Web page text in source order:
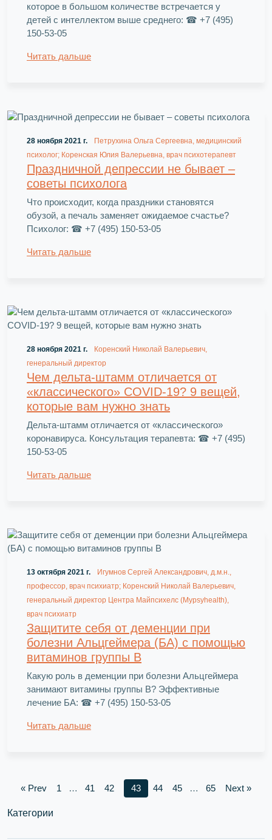
которое в большом количестве встречается у
детей с интеллектом выше среднего: ☎ +7 (495)
150-53-05
Читать дальше
28 ноября 2021 г.
Петрухина Ольга Сергеевна, медицинский
психолог; Коренская Юлия Валерьевна, врач психотерапевт
Праздничной депрессии не бывает –
советы психолога
Что происходит, когда праздники становятся
обузой, а печаль заменяет ожидаемое счастье?
Психолог: ☎ +7 (495) 150-53-05
Читать дальше
28 ноября 2021 г.
Коренский Николай Валерьевич,
генеральный директор
Чем дельта-штамм отличается от
«классического» COVID-19? 9 вещей,
которые вам нужно знать
Дельта-штамм отличается от «классического»
коронавируса. Консультация терапевта: ☎ +7 (495)
150-53-05
Читать дальше
13 октября 2021 г.
Игумнов Сергей Александрович, д.м.н.,
профессор, врач психиатр; Коренский Николай Валерьевич,
генеральный директор Центра Майпсихелс (Mypsyhealth),
врач психиатр
Защитите себя от деменции при
болезни Альцгеймера (БА) с помощью
витаминов группы B
Какую роль в деменции при болезни Альцгеймера
занимают витамины группы B? Эффективные
лечение БА: ☎ +7 (495) 150-53-05
Читать дальше
« Prev 1 … 41 42 43 44 45 … 65 Next »
Категории